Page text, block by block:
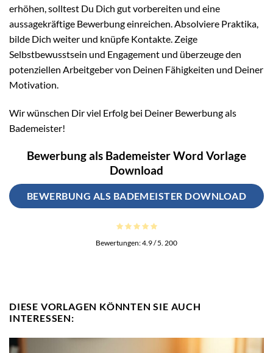
erhöhen, solltest Du Dich gut vorbereiten und eine
aussagekräftige Bewerbung einreichen. Absolviere Praktika,
bilde Dich weiter und knüpfe Kontakte. Zeige
Selbstbewusstsein und Engagement und überzeuge den
potenziellen Arbeitgeber von Deinen Fähigkeiten und Deiner
Motivation.
Wir wünschen Dir viel Erfolg bei Deiner Bewerbung als
Bademeister!
Bewerbung als Bademeister Word Vorlage
Download
BEWERBUNG ALS BADEMEISTER DOWNLOAD
Bewertungen:4.9/ 5. 200
DIESE VORLAGEN KÖNNTEN SIE AUCH
INTERESSEN: